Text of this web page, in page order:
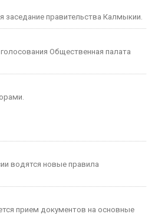
в ДТП погиб водитель
1» рассказали о том, что в
о подвиге Героя России
Россия 24